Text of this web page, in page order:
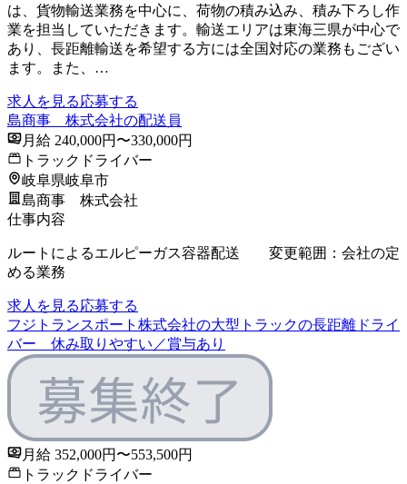
は、貨物輸送業務を中心に、荷物の積み込み、積み下ろし作
業を担当していただきます。輸送エリアは東海三県が中心で
あり、長距離輸送を希望する方には全国対応の業務もござい
ます。また、…
求人を見る応募する
島商事 株式会社の配送員
月給 240,000円〜330,000円
トラックドライバー
岐阜県岐阜市
島商事 株式会社
仕事内容
ルートによるエルピーガス容器配送 変更範囲：会社の定
める業務
求人を見る応募する
フジトランスポート株式会社の大型トラックの長距離ドライ
バー 休み取りやすい／賞与あり
月給 352,000円〜553,500円
トラックドライバー